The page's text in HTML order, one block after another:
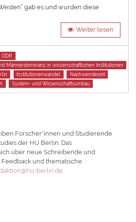
gab es und wurden diese
Weiter lesen
DDR
Männerdominanz in wissenschaftlichen Institutionen
Institutionenwandel
Nachwendezeit
System- und Wissenschaftsumbau
Forscher*innen und Studierende
der HU Berlin. Das
über neue Schreibende und
und thematische
berlin.de